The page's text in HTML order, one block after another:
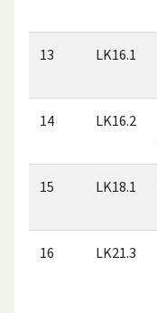
13 LK16.1
14 LK16.2
15 LK18.1
16 LK21.3